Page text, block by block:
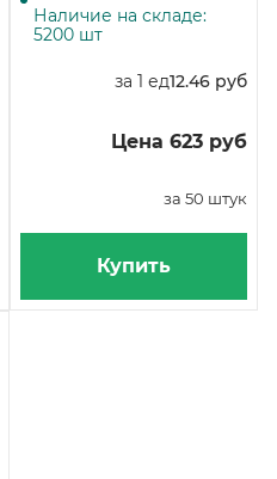
Наличие на складе:
5200 шт
за 1 ед12.46 руб
Цена 623 руб
за 50 штук
Купить